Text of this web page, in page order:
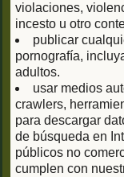
violaciones,
incesto u otro
publicar
pornografía,
adultos.
usar medios
crawlers,
para descargar
de búsqueda en
públicos no
cumplen con